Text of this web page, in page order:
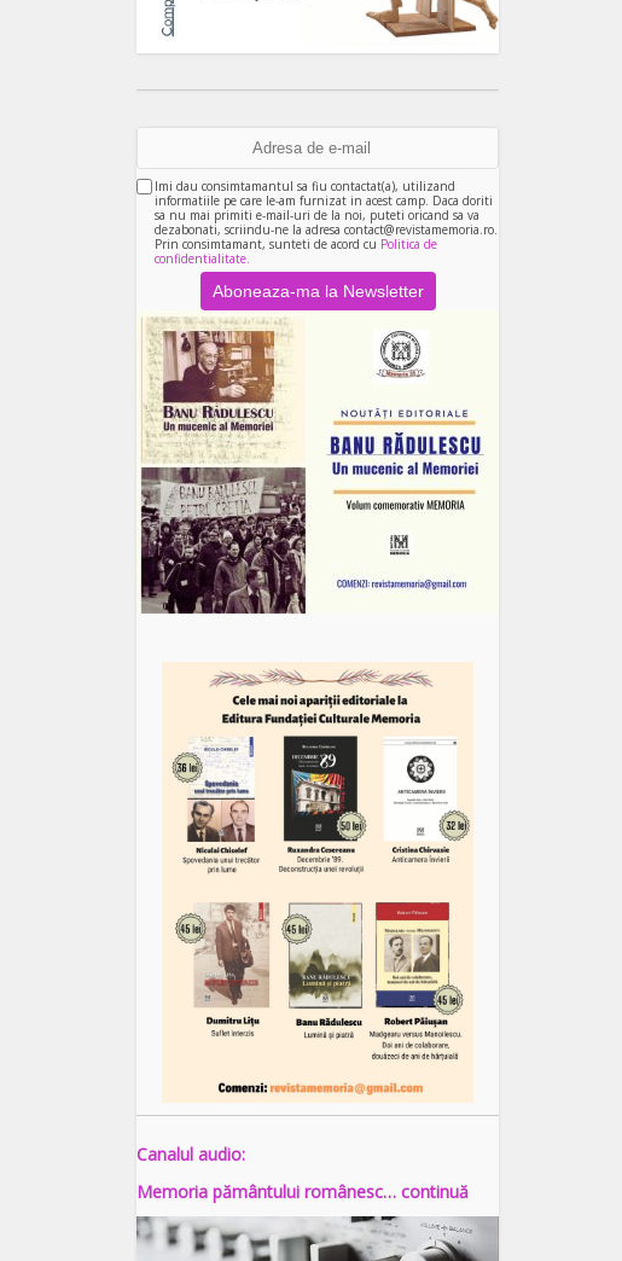
Imi dau consimtamantul sa fiu contactat(a), utilizand
informatiile pe care le-am furnizat in acest camp. Daca doriti
sa nu mai primiti e-mail-uri de la noi, puteti oricand sa va
dezabonati, scriindu-ne la adresa contact@revistamemoria.ro.
Prin consimtamant, sunteti de acord cu Politica de
confidentialitate.
Canalul audio:
Memoria pământului românesc… continuă